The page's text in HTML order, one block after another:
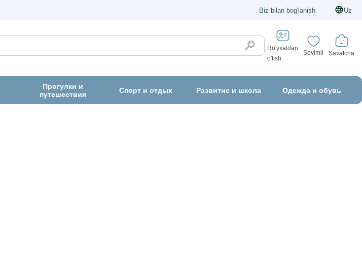
Biz bilan bog'lanish Uz
Ro'yxatdan
o'tish
Sevimli Savatcha
Прогулки и
путешествия
Спорт и отдых Развитие и школа Одежда и обувь